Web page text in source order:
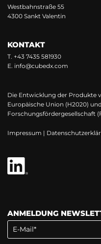
Westbahnstraße 55
4300 Sankt Valentin
KONTAKT
T. +43 7435 581930
E. info@cubedx.com
Die Entwicklung der Produkte
Europäische Union (H2020)
Forschungsfördergesellschaft
Impressum |
ANMELDUNG